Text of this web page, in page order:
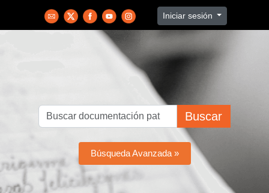
Iniciar sesión
Buscar
Búsqueda Avanzada »